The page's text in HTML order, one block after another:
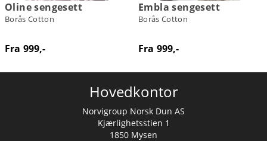
Oline sengesett
Borås Cotton
Fra 999,-
Embla sengesett
Borås Cotton
Fra 999,-
Hovedkontor
Norvigroup Norsk Dun AS
Kjærlighetsstien 1
1850 Mysen